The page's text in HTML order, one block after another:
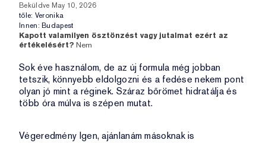
Beküldve May 10, 2026
tőle: Veronika
Innen: Budapest
Kapott valamilyen ösztönzést vagy jutalmat ezért az
értékelésért? Nem
Sok éve használom, de az új formula még jobban
tetszik, könnyebb eldolgozni és a fedése nekem pont
olyan jó mint a réginek. Száraz bőrömet hidratálja és
több óra múlva is szépen mutat.
Végeredmény Igen, ajánlanám másoknak is